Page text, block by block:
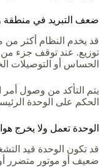
ضعف التبريد في منطقة
قد يخدم النظام أكثر
توزيع. عند توقف جزء من
الحساس أو التوصيلات
يتم التأكد من وصول أمر
الحكم على الوحدة
الوحدة تعمل ولا يخرج
قد تكون الوحدة قيد
ضعيف أو موتور متضرر